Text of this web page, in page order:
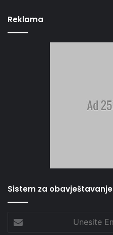
Reklama
Sistem za obavještavanje
Email